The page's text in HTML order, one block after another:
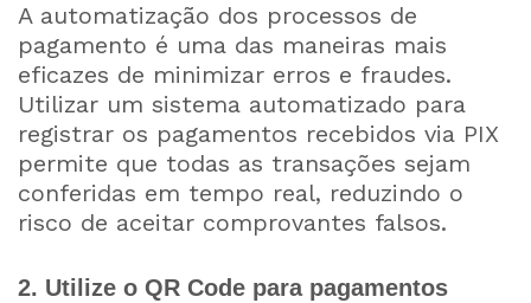
A automatização dos processos de
pagamento é uma das maneiras mais
eficazes de minimizar erros e fraudes.
Utilizar um sistema automatizado para
registrar os pagamentos recebidos via PIX
permite que todas as transações sejam
conferidas em tempo real, reduzindo o
risco de aceitar comprovantes falsos.
2. Utilize o QR Code para pagamentos